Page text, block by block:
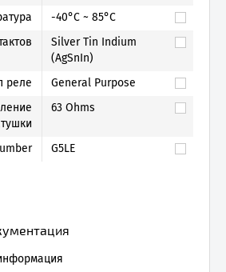
-40°C ~ 85°C
Silver Tin Indium
(AgSnIn)
реле
General Purpose
63 Ohms
G5LE